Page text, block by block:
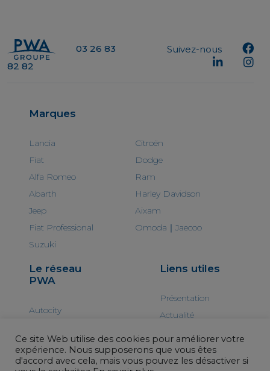
03 26 83
82 82
Suivez-nous
Marques
Lancia
Fiat
Alfa Romeo
Abarth
Jeep
Fiat Professional
Suzuki
Citroën
Dodge
Ram
Harley Davidson
Aixam
Omoda｜Jaecoo
Le réseau
PWA
Autocity
Hertz
Liens utiles
Présentation
Actualité
l’atelier
Contactez-nous
Ce site Web utilise des cookies pour améliorer votre
expérience. Nous supposerons que vous êtes
d'accord avec cela, mais vous pouvez les désactiver si